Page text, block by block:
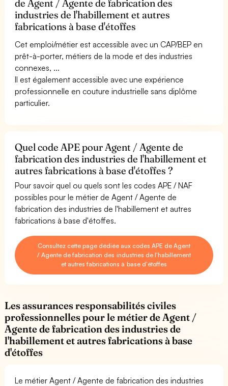
de Agent / Agente de fabrication des
industries de l'habillement et autres
fabrications à base d'étoffes
Cet emploi/métier est accessible avec un CAP/BEP en
prêt-à-porter, métiers de la mode et des industries
connexes, ...
Il est également accessible avec une expérience
professionnelle en couture industrielle sans diplôme
particulier.
Quel code APE pour Agent / Agente de
fabrication des industries de l'habillement et
autres fabrications à base d'étoffes ?
Pour savoir quel ou quels sont les codes APE / NAF
possibles pour le métier de Agent / Agente de
fabrication des industries de l'habillement et autres
fabrications à base d'étoffes.
Consultez cette page dédiée aux codes APE de Agent
/ Agente de fabrication des industries de l'habillement
et autres fabrications à base d'étoffes
Les assurances responsabilités civiles
professionnelles pour le métier de Agent /
Agente de fabrication des industries de
l'habillement et autres fabrications à base
d'étoffes
Le métier Agent / Agente de fabrication des industries